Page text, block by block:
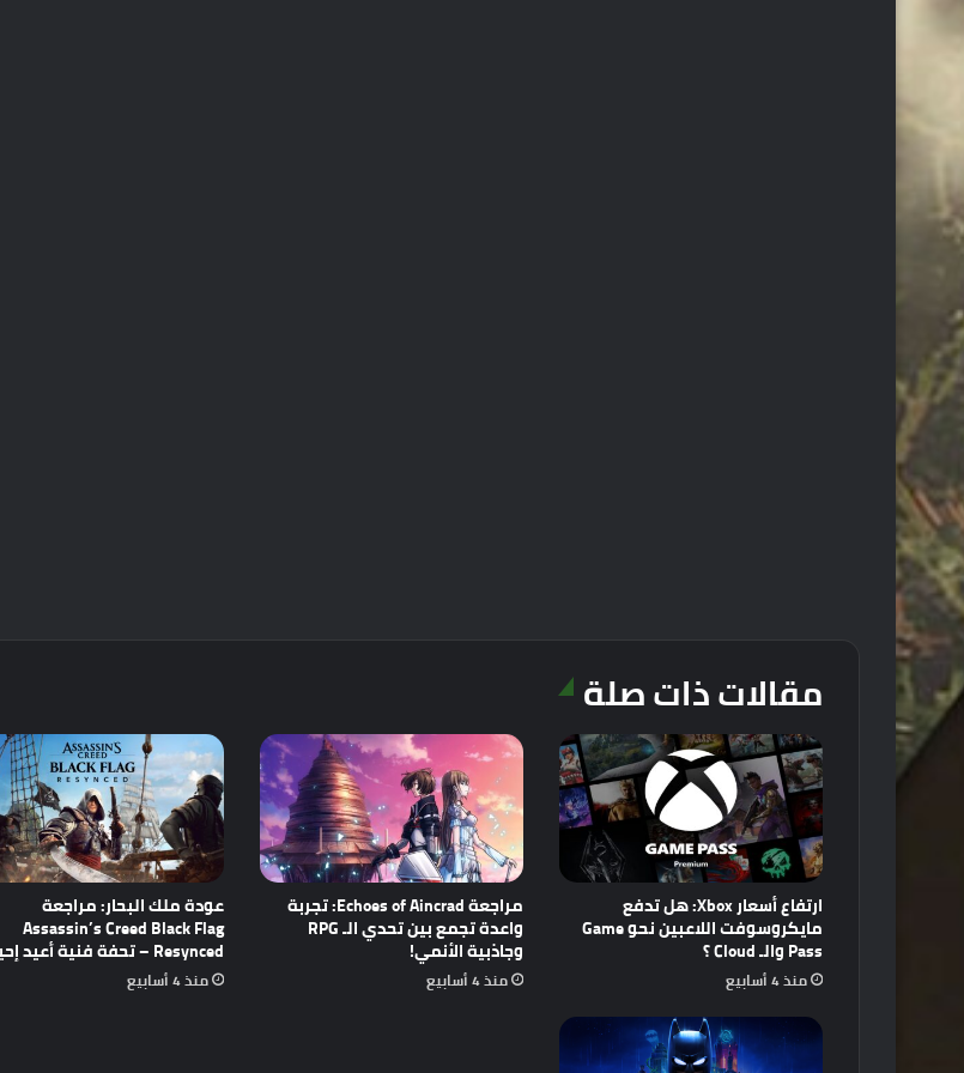
مقالات ذات صلة
ارتفاع أسعار Xbox: هل تدفع
مايكروسوفت اللاعبين نحو Game
Pass والـ Cloud ؟
منذ 4 أسابيع
مراجعة Echoes of Aincrad: تجربة
واعدة تجمع بين تحدي الـ RPG
وجاذبية الأنمي!
منذ 4 أسابيع
عودة ملك البحار: مراجعة
Assassin’s Creed Black Flag
Resynced – تحفة فنية أعيد إحياؤها!
منذ 4 أسابيع